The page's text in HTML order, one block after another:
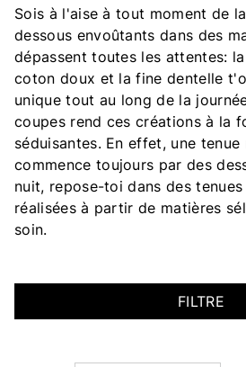
Sois à l'aise à tout moment de
dessous envoûtants dans des
dépassent toutes les attentes:
coton doux et la fine dentelle
unique tout au long de la
coupes rend ces créations à la
séduisantes. En effet, une tenue
commence toujours par des
nuit, repose-toi dans des
réalisées à partir de matières
soin.
FILTRE